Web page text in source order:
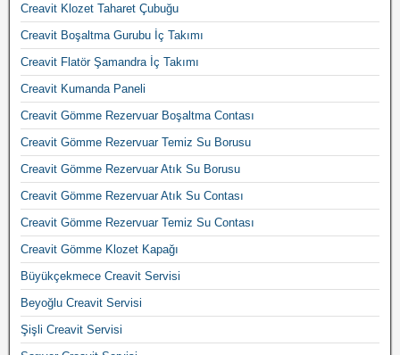
Creavit Klozet Taharet Çubuğu
Creavit Boşaltma Gurubu İç Takımı
Creavit Flatör Şamandra İç Takımı
Creavit Kumanda Paneli
Creavit Gömme Rezervuar Boşaltma Contası
Creavit Gömme Rezervuar Temiz Su Borusu
Creavit Gömme Rezervuar Atık Su Borusu
Creavit Gömme Rezervuar Atık Su Contası
Creavit Gömme Rezervuar Temiz Su Contası
Creavit Gömme Klozet Kapağı
Büyükçekmece Creavit Servisi
Beyoğlu Creavit Servisi
Şişli Creavit Servisi